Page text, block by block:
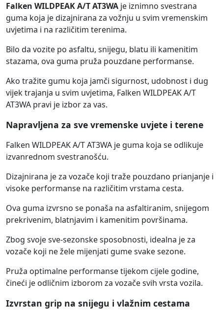
Falken WILDPEAK A/T AT3WA je iznimno svestrana
guma koja je dizajnirana za vožnju u svim vremenskim
uvjetima i na različitim terenima.
Bilo da vozite po asfaltu, snijegu, blatu ili kamenitim
stazama, ova guma pruža pouzdane performanse.
Ako tražite gumu koja jamči sigurnost, udobnost i dug
vijek trajanja u svim uvjetima, Falken WILDPEAK A/T
AT3WA pravi je izbor za vas.
Napravljena za sve vremenske uvjete i terene
Falken WILDPEAK A/T AT3WA je guma koja se odlikuje
izvanrednom svestranošću.
Dizajnirana je za vozače koji traže pouzdano prianjanje i
visoke performanse na različitim vrstama cesta.
Ova guma izvrsno se ponaša na asfaltiranim, snijegom
prekrivenim, blatnjavim i kamenitim površinama.
Zbog svoje sve-sezonske sposobnosti, idealna je za
vozače koji ne žele mijenjati gume svake sezone.
Pruža optimalne performanse tijekom cijele godine,
čineći je odličnim izborom za vozače svih vrsta vozila.
Izvrstan grip na snijegu i vlažnim cestama